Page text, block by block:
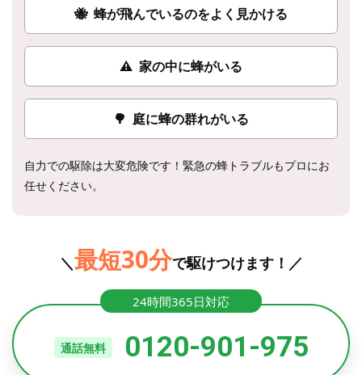
🐝 蜂が飛んでいるのをよく見かける
⚠ 家の中に蜂がいる
🌳 庭に蜂の群れがいる
自力での駆除は大変危険です！緊急の蜂トラブルもプロにお
任せください。
＼最短30分で駆けつけます！／
24時間365日対応
通話無料 0120-901-975